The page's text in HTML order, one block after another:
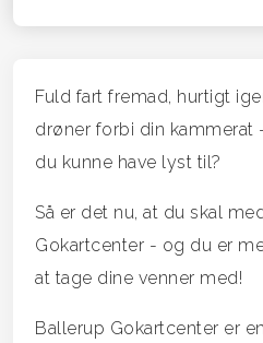
Fuld fart fremad, hurtigt
drøner forbi din
du kunne have lyst til?
Så er det nu, at du skal
Gokartcenter - og du er
at tage dine venner med!
Ballerup Gokartcenter er